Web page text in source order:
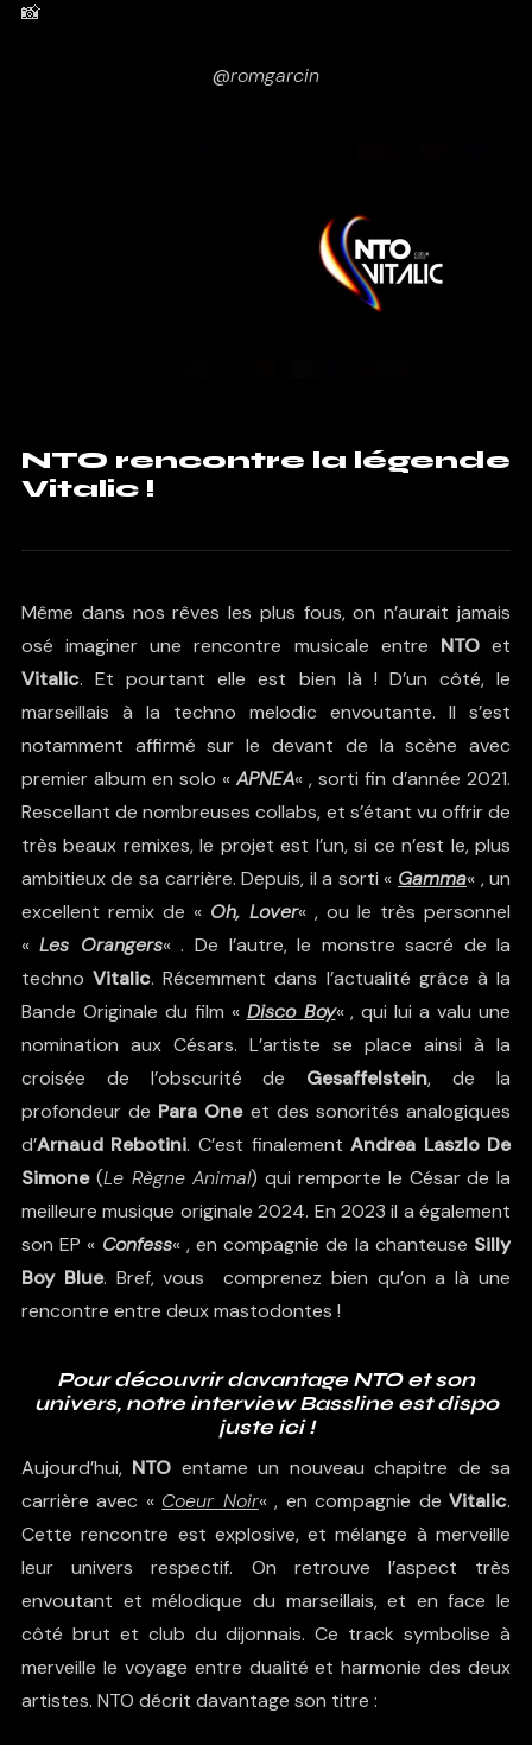
@romgarcin
NTO rencontre la légende
Vitalic !
Même dans nos rêves les plus fous, on n’aurait jamais
osé imaginer une rencontre musicale entre NTOet
Vitalic. Et pourtant elle est bien là ! D’un côté, le
marseillais à la techno melodic envoutante. Il s’est
notamment affirmé sur le devant de la scène avec
premier album en solo «APNEA« , sorti fin d’année 2021.
Rescellantde nombreuses collabs, et s’étant vu offrir de
très beaux remixes, le projet est l’un, si ce n’est le, plus
ambitieux de sa carrière. Depuis, il a sorti « Gamma« , un
excellent remix de « Oh, Lover« , ou le très personnel
«Les Orangers« . De l’autre, le monstre sacré de la
technoVitalic. Récemment dans l’actualité grâce àla
Bande Originale du film « Disco Boy«, qui lui a valu une
nomination aux Césars. L’artiste se place ainsi à la
croisée de l’obscurité de Gesaffelstein, dela
profondeur de Para Oneet des sonorités analogiques
d’Arnaud Rebotini. C’est finalementAndrea Laszlo De
Simone(Le Règne Animal) qui remporte le César de la
meilleure musique originale 2024. En 2023 il a également
son EP « Confess« , en compagnie de la chanteuse Silly
Boy Blue. Bref, vous comprenez bien qu’on a là une
rencontre entre deux mastodontes !
Pour découvrir davantage NTO et son
univers, notre interview Bassline est dispo
juste ici !
Aujourd’hui, NTO entame un nouveau chapitre de sa
carrière avec « Coeur Noir« , en compagnie deVitalic.
Cette rencontre est explosive, et mélange à merveille
leur univers respectif. On retrouve l’aspect très
envoutant et mélodique du marseillais, et en face le
côté brut et club du dijonnais. Ce track symbolise à
merveille le voyage entre dualité et harmonie des deux
artistes. NTO décrit davantage son titre :